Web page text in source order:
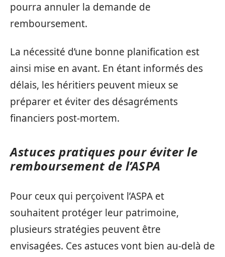
pourra annuler la demande de
remboursement.
La nécessité d’une bonne planification est
ainsi mise en avant. En étant informés des
délais, les héritiers peuvent mieux se
préparer et éviter des désagréments
financiers post-mortem.
Astuces pratiques pour éviter le
remboursement de l’ASPA
Pour ceux qui perçoivent l’ASPA et
souhaitent protéger leur patrimoine,
plusieurs stratégies peuvent être
envisagées. Ces astuces vont bien au-delà de